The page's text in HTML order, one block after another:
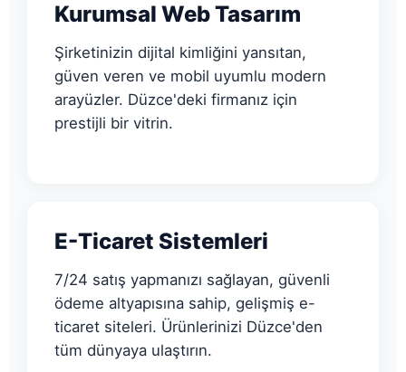
Kurumsal Web Tasarım
Şirketinizin dijital kimliğini yansıtan,
güven veren ve mobil uyumlu modern
arayüzler. Düzce'deki firmanız için
prestijli bir vitrin.
E-Ticaret Sistemleri
7/24 satış yapmanızı sağlayan, güvenli
ödeme altyapısına sahip, gelişmiş e-
ticaret siteleri. Ürünlerinizi Düzce'den
tüm dünyaya ulaştırın.